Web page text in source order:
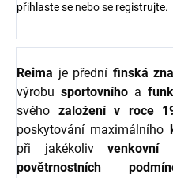
přihlaste se nebo se registrujte.
Reima je přední finská
výrobusportovního a
svého založení v roce
poskytování maximálního
při jakékolivvenkovní
povětrnostních